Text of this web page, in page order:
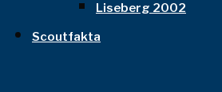
Liseberg 2002
Scoutfakta